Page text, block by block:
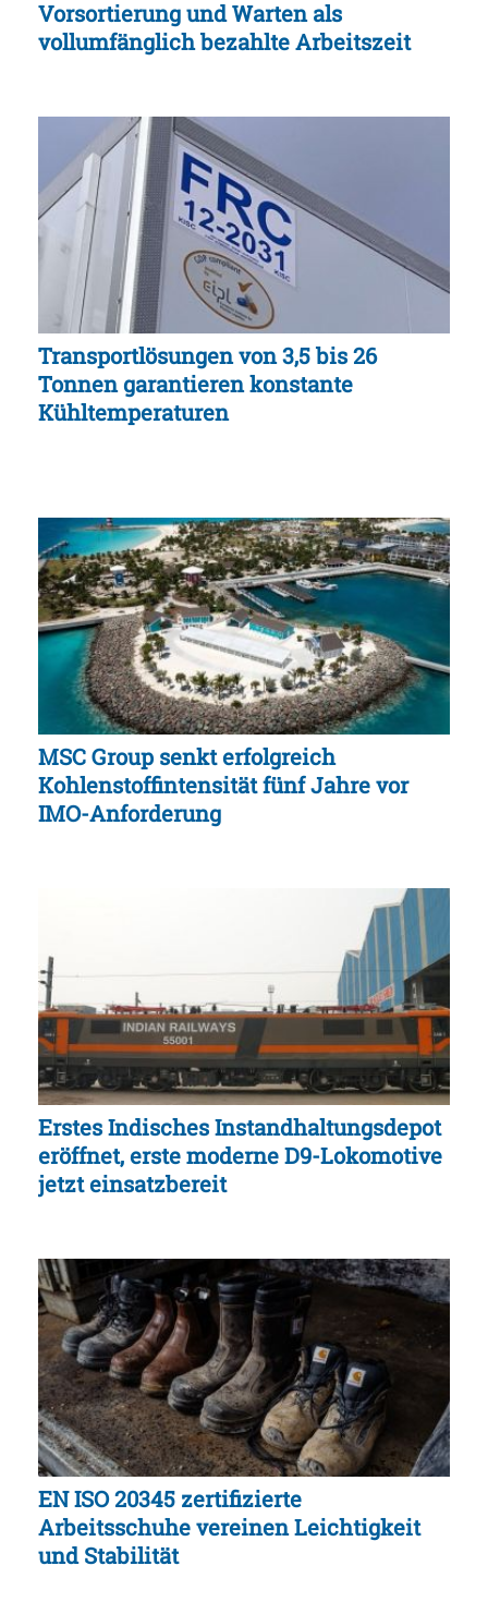
Vorsortierung und Warten als
vollumfänglich bezahlte Arbeitszeit
Transportlösungen von 3,5 bis 26
Tonnen garantieren konstante
Kühltemperaturen
MSC Group senkt erfolgreich
Kohlenstoffintensität fünf Jahre vor
IMO-Anforderung
Erstes Indisches Instandhaltungsdepot
eröffnet, erste moderne D9-Lokomotive
jetzt einsatzbereit
EN ISO 20345 zertifizierte
Arbeitsschuhe vereinen Leichtigkeit
und Stabilität